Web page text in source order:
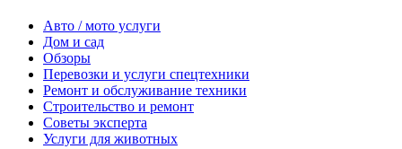
Авто / мото услуги
Дом и сад
Обзоры
Перевозки и услуги спецтехники
Ремонт и обслуживание техники
Строительство и ремонт
Советы эксперта
Услуги для животных